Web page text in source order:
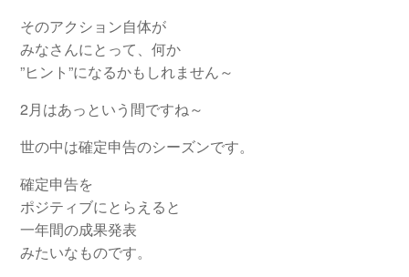
そのアクション自体が
みなさんにとって、何か
”ヒント”になるかもしれません～
2月はあっという間ですね～
世の中は確定申告のシーズンです。
確定申告を
ポジティブにとらえると
一年間の成果発表
みたいなものです。